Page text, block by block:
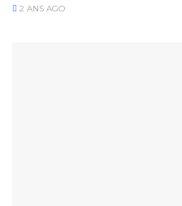
2 ANS AGO